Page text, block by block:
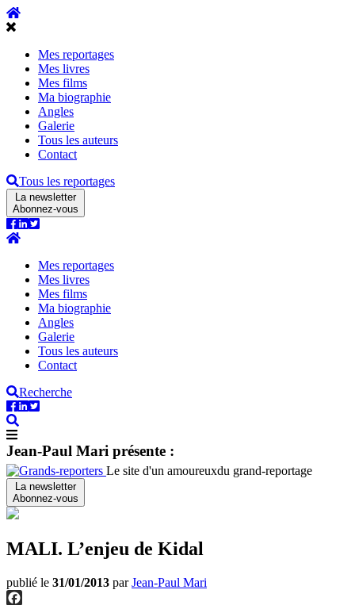
Mes reportages
Mes livres
Mes films
Ma biographie
Angles
Galerie
Tous les auteurs
Contact
Tous les reportages
La newsletter
Abonnez-vous
Mes reportages
Mes livres
Mes films
Ma biographie
Angles
Galerie
Tous les auteurs
Contact
Recherche
Jean-Paul Mari présente :
Le site d'un amoureuxdu grand-reportage
La newsletter
Abonnez-vous
MALI. L’enjeu de Kidal
publié le 31/01/2013 parJean-Paul Mari